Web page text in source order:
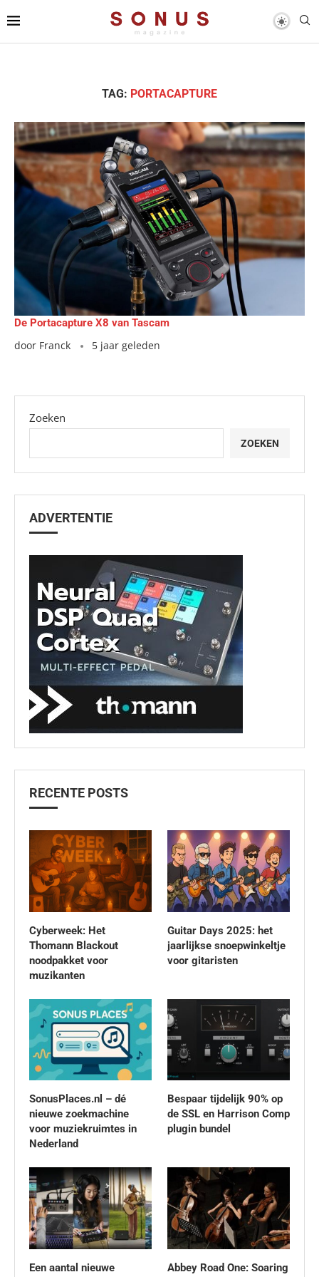
TAG: PORTACAPTURE
De Portacapture X8 van Tascam
door Franck 5 jaar geleden
Zoeken
ZOEKEN
ADVERTENTIE
RECENTE POSTS
Cyberweek: Het
Thomann Blackout
noodpakket voor
muzikanten
Guitar Days 2025: het
jaarlijkse snoepwinkeltje
voor gitaristen
SonusPlaces.nl – dé
nieuwe zoekmachine
voor muziekruimtes in
Nederland
Bespaar tijdelijk 90% op
de SSL en Harrison Comp
plugin bundel
Een aantal nieuwe
Abbey Road One: Soaring